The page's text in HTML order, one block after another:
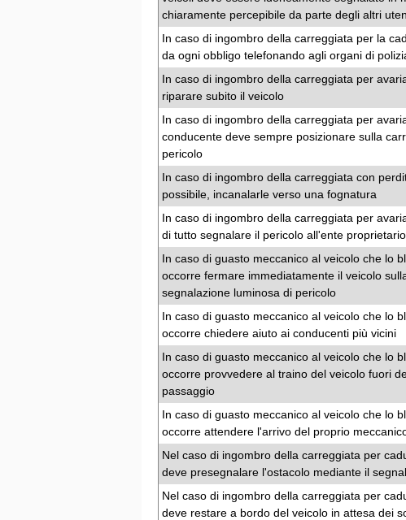
chiaramente percepibile da parte degli altri
In caso di ingombro della carreggiata per la
da ogni obbligo telefonando agli organi di
In caso di ingombro della carreggiata per
riparare subito il veicolo
In caso di ingombro della carreggiata per
conducente deve sempre posizionare sulla
pericolo
In caso di ingombro della carreggiata con
possibile, incanalarle verso una fognatura
In caso di ingombro della carreggiata per
di tutto segnalare il pericolo all'ente
In caso di guasto meccanico al veicolo che lo
occorre fermare immediatamente il veicolo
segnalazione luminosa di pericolo
In caso di guasto meccanico al veicolo che lo
occorre chiedere aiuto ai conducenti più vicini
In caso di guasto meccanico al veicolo che lo
occorre provvedere al traino del veicolo fuori
passaggio
In caso di guasto meccanico al veicolo che lo
occorre attendere l'arrivo del proprio
Nel caso di ingombro della carreggiata per
deve presegnalare l'ostacolo mediante il
Nel caso di ingombro della carreggiata per
deve restare a bordo del veicolo in attesa dei